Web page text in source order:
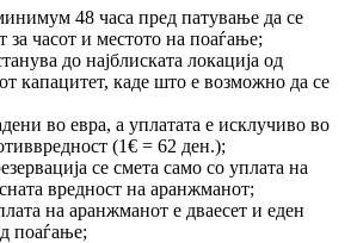
48 часа пред патување да се
за часот и местото на поаѓање;
до најблиската локација од
капацитет, каде што е возможно да се
во евра, а уплатата е исклучиво во
(1€ = 62 ден.);
се смета само со уплата на
вредност на аранжманот;
на аранжманот е дваесет и еден
поаѓање;